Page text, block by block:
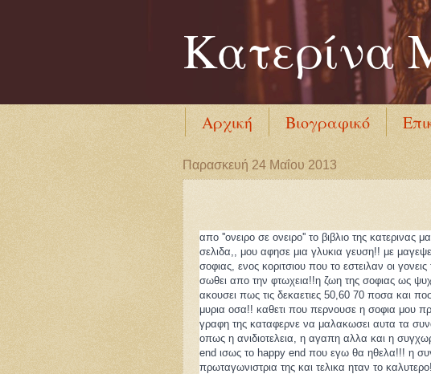
Κατερίνα
Αρχική Βιογραφικό
Παρασκευή 24 Μαΐου 2013
απο ''ονειρο σε ονειρο'' το βιβλιο της κατερινας
σελιδα,, μου αφησε μια γλυκια γευση!! με
σοφιας, ενος κοριτσιου που το εστειλαν οι
σωθει απο την φτωχεια!!η ζωη της σοφιας ως
ακουσει πως τις δεκαετιες 50,60 70 ποσα και
μυρια οσα!! καθετι που περνουσε η σοφια μου
γραφη της καταφερνε να μαλακωσει αυτα τα
οπως η ανιδιοτελεια, η αγαπη αλλα και η
end ισως το happy end που εγω θα ηθελα!!! η
πρωταγωνιστρια της και τελικα ηταν το